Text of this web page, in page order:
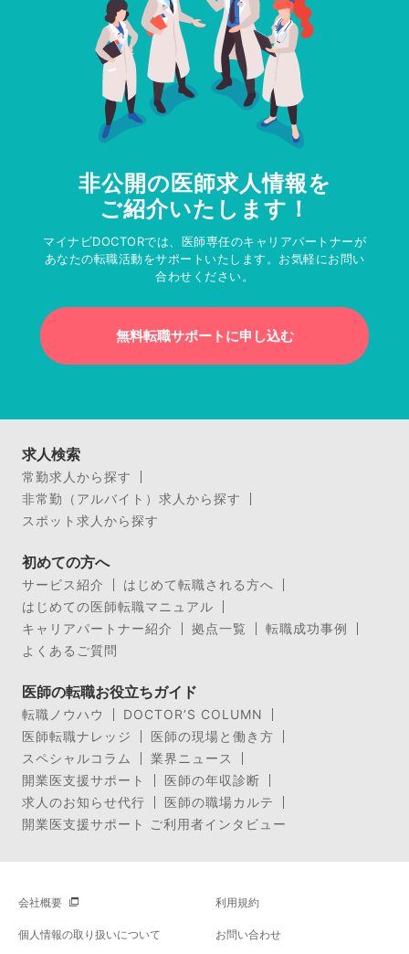
非公開の医師求人情報を
ご紹介いたします！
マイナビDOCTORでは、医師専任のキャリアパートナーが
あなたの転職活動をサポートいたします。お気軽にお問い
合わせください。
無料転職サポートに申し込む
求人検索
常勤求人から探す
非常勤（アルバイト）求人から探す
スポット求人から探す
初めての方へ
サービス紹介
はじめて転職される方へ
はじめての医師転職マニュアル
キャリアパートナー紹介
拠点一覧
転職成功事例
よくあるご質問
医師の転職お役立ちガイド
転職ノウハウ
DOCTOR’S COLUMN
医師転職ナレッジ
医師の現場と働き方
スペシャルコラム
業界ニュース
開業医支援サポート
医師の年収診断
求人のお知らせ代行
医師の職場カルテ
開業医支援サポート ご利用者インタビュー
会社概要 利用規約
個人情報の取り扱いについて お問い合わせ